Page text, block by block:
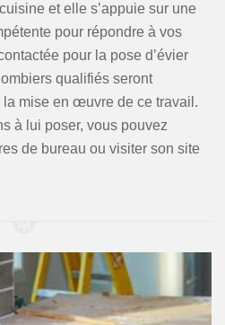
et elle s’appuie sur une
pour répondre à vos
pour la pose d’évier
qualifiés seront
mise en œuvre de ce travail.
à lui poser, vous pouvez
de bureau ou visiter son site